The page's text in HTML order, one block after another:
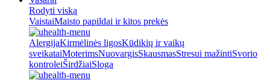
Rodyti viską
VaistaiMaisto papildai ir kitos prekės
AlergijaKirmėlinės ligosKūdikių ir vaikų
sveikataiMoterimsNuovargisSkausmasStresui mažintiSvorio
kontroleiŠirdžiaiSloga